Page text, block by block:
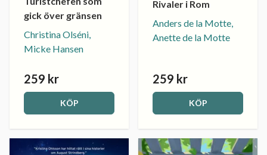
gick över gränsen
Christina Olséni,
Micke Hansen
259 kr
KÖP
Rivaler i Rom
Anders de la Motte,
Anette de la Motte
259 kr
KÖP